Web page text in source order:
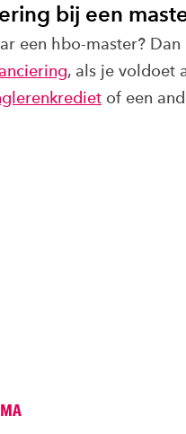
bij een
een hbo-master?
, als je voldoet
of een